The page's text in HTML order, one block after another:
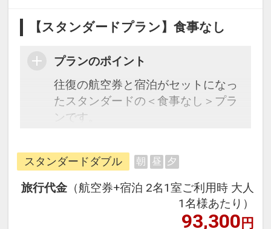
【スタンダードプラン】食事なし
プランのポイント
往復の航空券と宿泊がセットになっ
たスタンダードの＜食事なし＞プラ
ンです。
できるダイナミックパッケージだか
ら、一都市滞在はもちろん周遊旅行
にも最適！
旅行期間中の1泊だけの宿泊や延
泊・飛び泊なども自由自在です。
スタンダードダブル 朝 昼 夕
旅行代金 （航空券+宿泊 2名1室ご利用時 大人
1名様あたり）
93,300円